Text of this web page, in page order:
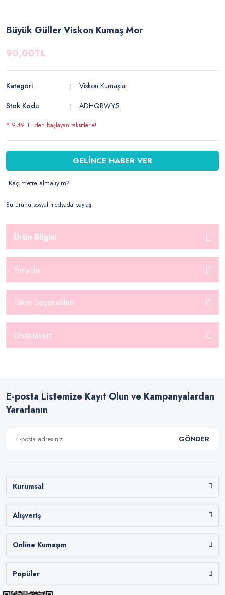
Büyük Güller Viskon Kumaş Mor
90,00TL
Kategori
Viskon Kumaşlar
Stok Kodu
ADHQRWY5
* 9,49 TL den başlayan taksitlerle!
GELİNCE HABER VER
Kaç metre almalıyım?
Bu ürünü sosyal medyada paylaş!
Ürün Bilgisi
Yorumlar
Taksit Seçenekleri
Önerileriniz
E-posta Listemize Kayıt Olun ve Kampanyalardan
Yararlanın
GÖNDER
Kurumsal
Alışveriş
Online Kumaşım
Popüler